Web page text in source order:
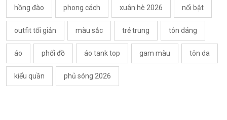
hồng đào phong cách xuân hè 2026 nổi bật
outfit tối giản màu sắc trẻ trung tôn dáng
áo phối đồ áo tank top gam màu tôn da
kiểu quần phủ sóng 2026